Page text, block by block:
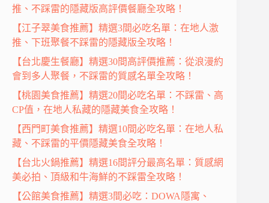
推、不踩雷的隱藏版高評價餐廳全攻略！
【江子翠美食推薦】精選3間必吃名單：在地人激
推、下班聚餐不踩雷的隱藏版全攻略！
【台北慶生餐廳】精選30間高評價推薦：從浪漫約
會到多人聚餐，不踩雷的質感名單全攻略！
【桃園美食推薦】精選20間必吃名單：不踩雷、高
CP值，在地人私藏的隱藏美食全攻略！
【西門町美食推薦】精選10間必吃名單：在地人私
藏、不踩雷的平價隱藏美食全攻略！
【台北火鍋推薦】精選16間評分最高名單：質感網
美必拍、頂級和牛海鮮的不踩雷全攻略！
【公館美食推薦】精選3間必吃：DOWA隱寓、